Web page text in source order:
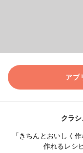
アプ
クラ
「きちんとおいしく
作れるレシ